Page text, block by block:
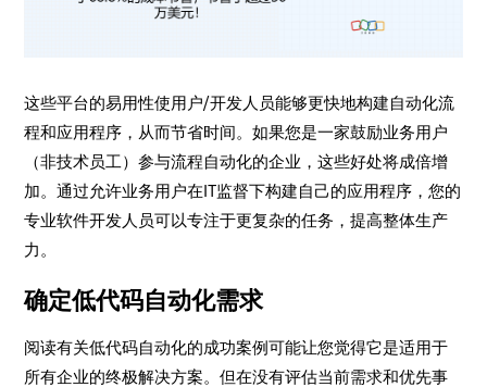
这些平台的易用性使用户/开发人员能够更快地构建自动化流
程和应用程序，从而节省时间。如果您是一家鼓励业务用户
（非技术员工）参与流程自动化的企业，这些好处将成倍增
加。通过允许业务用户在IT监督下构建自己的应用程序，您的
专业软件开发人员可以专注于更复杂的任务，提高整体生产
力。
确定低代码自动化需求
阅读有关低代码自动化的成功案例可能让您觉得它是适用于
所有企业的终极解决方案。但在没有评估当前需求和优先事